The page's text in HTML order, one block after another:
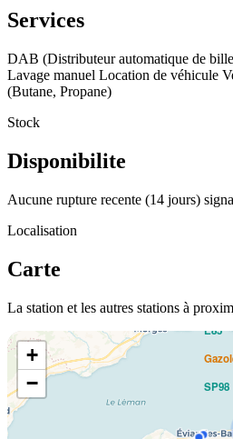
Services
DAB (Distributeur automatique de
Lavage manuel Location de véhicule
(Butane, Propane)
Stock
Disponibilite
Aucune rupture recente (14 jours)
Localisation
Carte
La station et les autres stations à E10
E85
SP98
+
−